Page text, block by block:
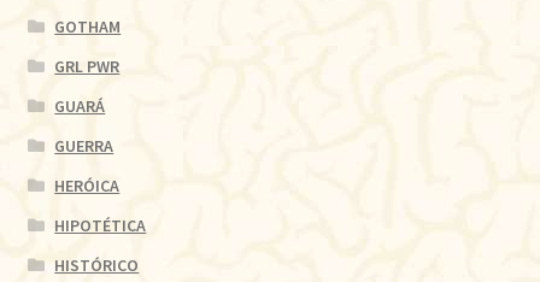
GOTHAM
GRL PWR
GUARÁ
GUERRA
HERÓICA
HIPOTÉTICA
HISTÓRICO